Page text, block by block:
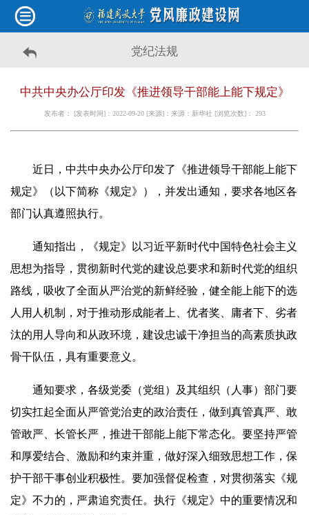
党纪法规
中共中央办公厅印发《推进领导干部能上能下规定》
发布者： [发表时间]：2022-09-20 [来源]：来源：新华社 [浏览次数]： 293
近日，中共中央办公厅印发了《推进领导干部能上能下
规定》（以下简称《规定》），并发出通知，要求各地区各
部门认真遵照执行。
通知指出，《规定》以习近平新时代中国特色社会主义
思想为指导，贯彻新时代党的建设总要求和新时代党的组织
路线，吸收了全面从严治党的新鲜经验，健全能上能下的选
人用人机制，对于推动形成能者上、优者奖、庸者下、劣者
汰的用人导向和从政环境，建设忠诚干净担当的高素质执政
骨干队伍，具有重要意义。
通知要求，各级党委（党组）及其组织（人事）部门要
切实扛起全面从严管党治吏的政治责任，做到真管真严、敢
管敢严、长管长严，推进干部能上能下常态化。要坚持严管
和厚爱结合、激励和约束并重，做好深入细致思想工作，保
护干部干事创业积极性。要加强督促检查，对贯彻落实《规
定》不力的，严肃追究责任。执行《规定》中的重要情况和